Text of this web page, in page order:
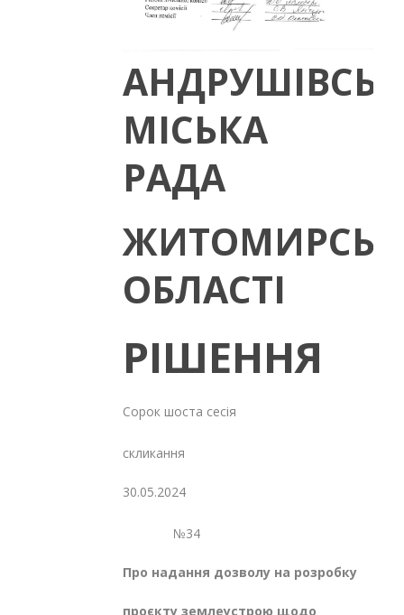
МІСЬКА
РАДА
ОБЛАСТІ
РІШЕННЯ
Сорок шоста сесія
скликання
30.05.2024
№34
Про надання дозволу на розробку
проєкту землеустрою щодо